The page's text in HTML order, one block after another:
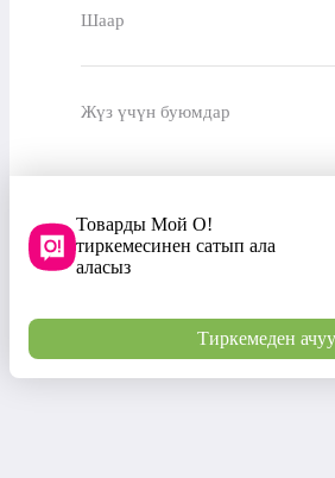
Шаар
Жүз үчүн буюмдар
Товарды Мой О!
тиркемесинен сатып ала
аласыз
Тиркемеден ачуу